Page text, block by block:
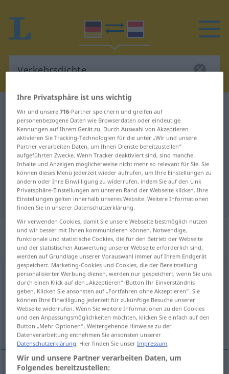
Deutsch-Niederländisch Wörterbuch
Verkehrsdichte
Deutsch-Niederländisch
Übersetzung für "Verkehrsdichte"
"Verkehrsdichte" Niederländisch
Übersetzung
„Verkehrsdichte“: Femininum,
weiblich
Verkehrsdichtef
Übersicht aller Übersetzungen
(Für mehr Details die Übersetzung anklicken/antippen)
verkeersdrukte, verkeersdichtheid
Ihre Privatsphäre ist uns wichtig
Wir und unsere716-Partner speichern und greifen auf
personenbezogene Daten wie Browserdaten oder eindeutige
Kennungen auf Ihrem Gerät zu. Durch Auswahl von Akzeptieren
aktivieren Sie Tracking-Technologien für die unter „Wir und unsere
Partner verarbeiten Daten, um Ihnen Dienste bereitzustellen“
aufgeführten Zwecke. Wenn Tracker deaktiviert sind, sind manche
Inhalte und Anzeigen möglicherweise nicht mehr so relevant für Sie. Sie
können dieses Menü jederzeit wieder aufrufen, um Ihre Einstellungen zu
ändern oder Ihre Einwilligung zu widerrufen, indem Sie auf den Link
Privatsphäre-Einstellungen am unteren Rand der Webseite klicken. Ihre
Einstellungen gelten innerhalb unseres Website. Weitere Informationen
finden Sie in unserer Datenschutzerklärung.
Wir verwenden Cookies, damit Sie unsere Webseite bestmöglich nutzen
und wir besser mit Ihnen kommunizieren können. Notwendige,
funktionale und statistische Cookies, die für den Betrieb der Webseite
und der statistischen Auswertung unserer Webseite erforderlich sind,
werden auf Grundlage unserer Vorauswahl immer auf Ihrem Endgerät
gespeichert. Marketing-Cookies und Cookies, die der Bereitstellung
personalisierter Werbung dienen, werden nur gespeichert, wenn Sie uns
durch einen Klick auf den „Akzeptieren“-Button Ihr Einverständnis
geben. Klicken Sie ansonsten auf „Fortfahren ohne Akzeptieren“. Sie
können Ihre Einwilligung jederzeit für zukünftige Besuche unserer
Webseite widerrufen. Wenn Sie weitere Informationen zu den Cookies
und den Anpassungsmöglichkeiten möchten, klicken Sie einfach auf den
Button „Mehr Optionen“. Weitergehende Hinweise zu der
Datenverarbeitung entnehmen Sie ansonsten unserer
Datenschutzerklärung. Hier finden Sie unserImpressum.
Wir und unsere Partner verarbeiten Daten, um
Folgendes bereitzustellen: